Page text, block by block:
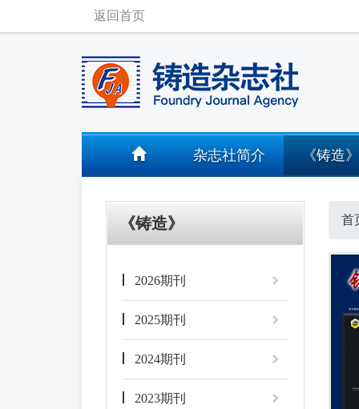
返回首页
杂志社简介 《铸造》
《铸造》
2026期刊
2025期刊
2024期刊
2023期刊
首